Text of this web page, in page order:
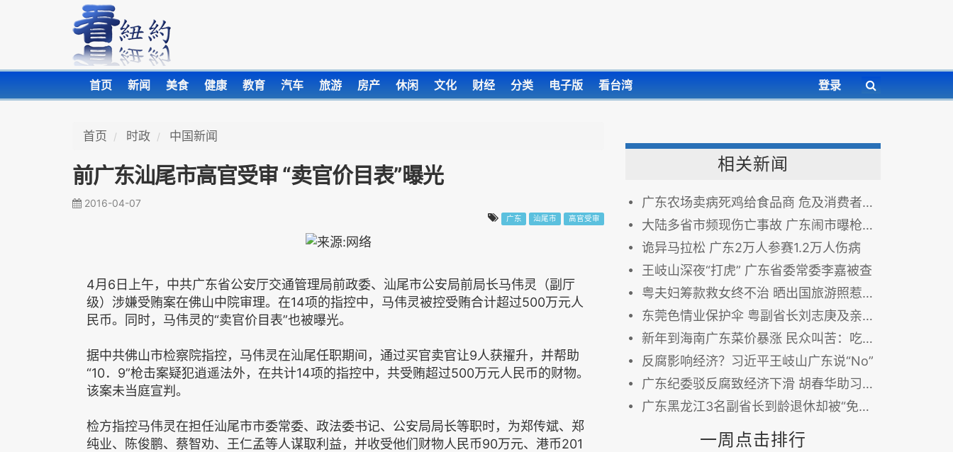
首页 新闻 美食 健康 教育 汽车 旅游 房产 休闲 文化 财经 分类 电子版 看台湾 登录
首页 时政 中国新闻
前广东汕尾市高官受审 “卖官价目表”曝光
2016-04-07
广东 汕尾市 高官受审
4月6日上午，中共广东省公安厅交通管理局前政委、汕尾市公安局前局长马伟灵（副厅
级）涉嫌受贿案在佛山中院审理。在14项的指控中，马伟灵被控受贿合计超过500万元人
民币。同时，马伟灵的“卖官价目表”也被曝光。
据中共佛山市检察院指控，马伟灵在汕尾任职期间，通过买官卖官让9人获擢升，并帮助
“10．9”枪击案疑犯逍遥法外，在共计14项的指控中，共受贿超过500万元人民币的财物。
该案未当庭宣判。
检方指控马伟灵在担任汕尾市市委常委、政法委书记、公安局局长等职时，为郑传斌、郑
纯业、陈俊鹏、蔡智劝、王仁孟等人谋取利益，并收受他们财物人民币90万元、港币201
相关新闻
广东农场卖病死鸡给食品商 危及消费者健康
大陆多省市频现伤亡事故 广东闹市曝枪击案
诡异马拉松 广东2万人参赛1.2万人伤病
王岐山深夜“打虎” 广东省委常委李嘉被查
粤夫妇筹款救女终不治 晒出国旅游照惹争议
东莞色情业保护伞 粤副省长刘志庚及亲友存钱370亿
新年到海南广东菜价暴涨 民众叫苦：吃不起
反腐影响经济？习近平王岐山广东说“No”
广东纪委驳反腐致经济下滑 胡春华助习反腐
广东黑龙江3名副省长到龄退休却被“免职” 出事信号？
一周点击排行